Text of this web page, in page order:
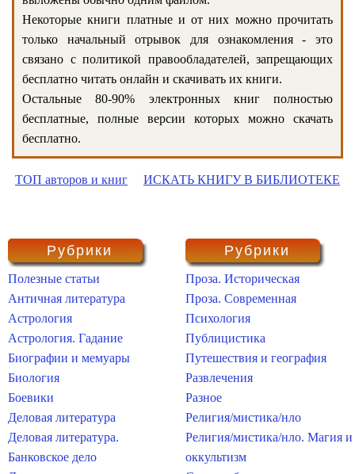
Некоторые книги платные и от них можно прочитать
только начальный отрывок для ознакомления - это
связано с политикой правообладателей, запрещающих
бесплатно читать онлайн и скачивать их книги.
Остальные 80-90% электронных книг полностью
бесплатные, полные версии которых можно скачать
бесплатно.
ТОП авторов и книг ИСКАТЬ КНИГУ В БИБЛИОТЕКЕ
Рубрики
Полезные статьи
Античная литература
Астрология
Астрология. Гадание
Биографии и мемуары
Биология
Боевики
Деловая литература
Деловая литература.
Банковское дело
Рубрики
Проза. Историческая
Проза. Современная
Психология
Публицистика
Путешествия и география
Развлечения
Разное
Религия/мистика/нло
Религия/мистика/нло. Магия и
оккультизм